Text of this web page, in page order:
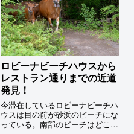
ロビーナビーチハウスから
レストラン通りまでの近道
発見！
今滞在しているロビーナビーチハ
ウスは目の前が砂浜のビーチにな
っている。南部のビーチはどこで